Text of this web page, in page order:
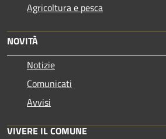
Agricoltura e pesca
NOVITÀ
Notizie
Comunicati
Avvisi
VIVERE IL COMUNE